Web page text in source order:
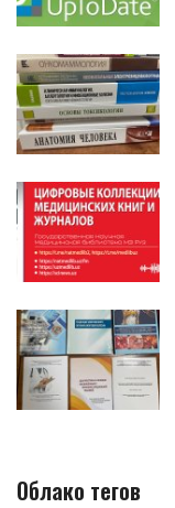
Облако тегов